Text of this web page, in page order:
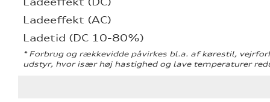
Ladeeffekt (AC)
Ladetid (DC 10-80%)
* Forbrug og rækkevidde påvirkes bl.a. af kørestil,
udstyr, hvor især høj hastighed og lave temperaturer